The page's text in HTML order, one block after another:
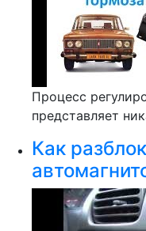
Процесс
представляет
Как